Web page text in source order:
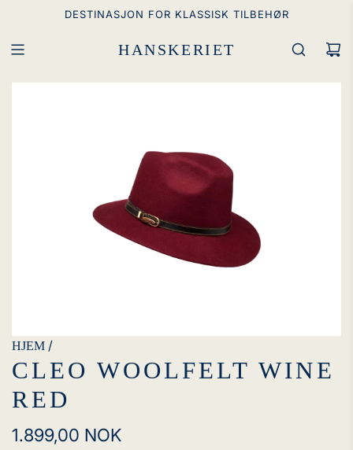
INNHOLD
DESTINASJON FOR KLASSISK TILBEHØR
HANSKERIET
HJEM /
CLEO WOOLFELT WINE
RED
Vanlig
1.899,00 NOK